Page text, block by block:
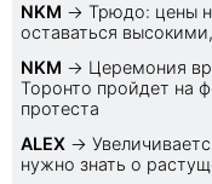
NKM → Трюдо: цены
оставаться
NKM → Церемония
Торонто пройдет на
протеста
ALEX →
нужно знать о